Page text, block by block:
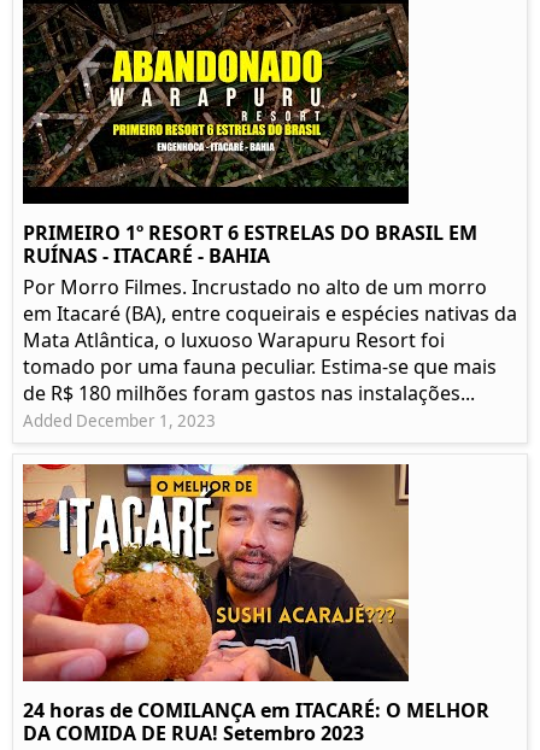
PRIMEIRO 1º RESORT 6 ESTRELAS DO BRASIL EM
RUÍNAS - ITACARÉ - BAHIA
Por Morro Filmes. Incrustado no alto de um morro
em Itacaré (BA), entre coqueirais e espécies nativas da
Mata Atlântica, o luxuoso Warapuru Resort foi
tomado por uma fauna peculiar. Estima-se que mais
de R$ 180 milhões foram gastos nas instalações...
Added December 1, 2023
24 horas de COMILANÇA em ITACARÉ: O MELHOR
DA COMIDA DE RUA! Setembro 2023